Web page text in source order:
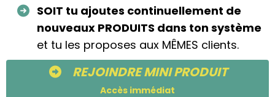
SOIT tu ajoutes continuellement de
nouveaux PRODUITS dans ton système
et tu les proposes aux MÊMES clients.
REJOINDRE MINI PRODUIT
Accès immédiat